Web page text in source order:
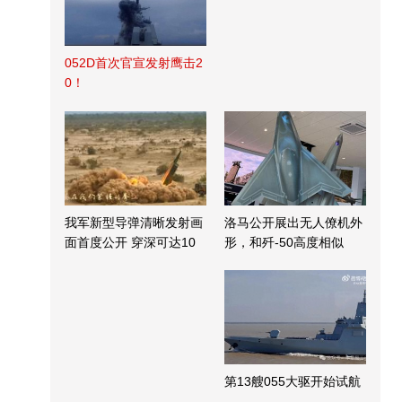
052D首次官宣发射鹰击2
0！
我军新型导弹清晰发射画
面首度公开 穿深可达10
洛马公开展出无人僚机外
形，和歼-50高度相似
第13艘055大驱开始试航